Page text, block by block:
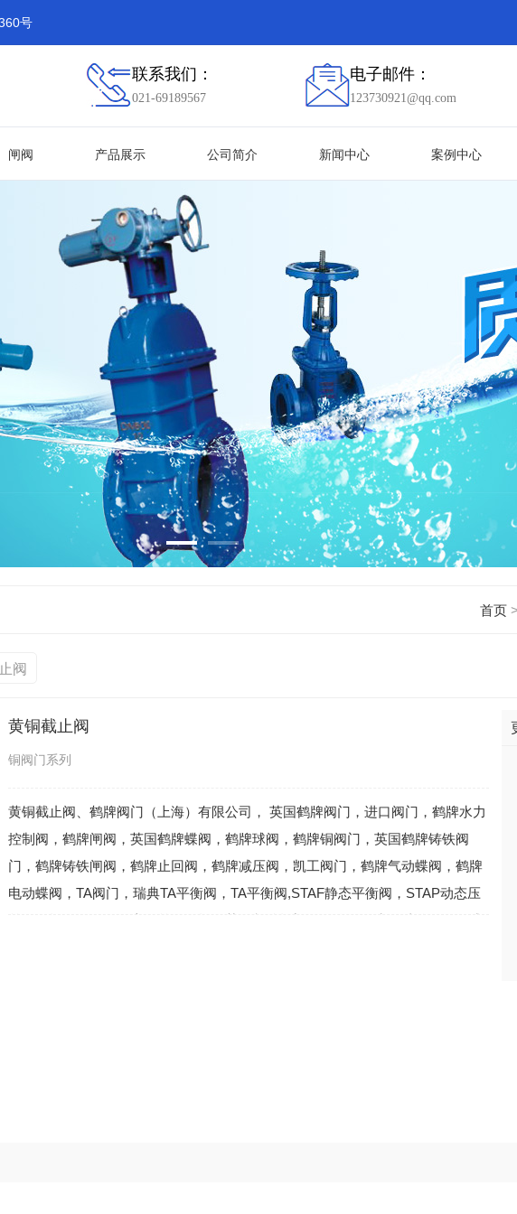
号
联系我们：
021-69189567
电子邮件：
123730921@qq.com
闸阀 产品展示 公司简介 新闻中心 案例中心
首页>
阀
黄铜截止阀
铜阀门系列
黄铜截止阀、鹤牌阀门（上海）有限公司， 英国鹤牌阀门，进口阀门，鹤牌水力
控制阀，鹤牌闸阀，英国鹤牌蝶阀，鹤牌球阀，鹤牌铜阀门，英国鹤牌铸铁阀
门，鹤牌铸铁闸阀，鹤牌止回阀，鹤牌减压阀，凯工阀门，鹤牌气动蝶阀，鹤牌
电动蝶阀，TA阀门，瑞典TA平衡阀，TA平衡阀,STAF静态平衡阀，STAP动态压